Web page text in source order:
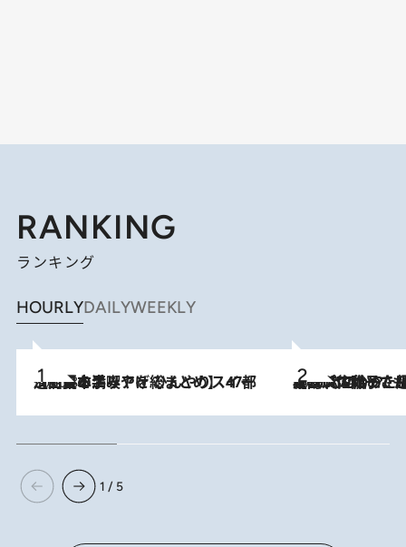
RANKING
ランキング
HOURLYDAILYWEEKLY
2026.8.5
【西日本エリアを総まとめ】 47都道府県の手みやげ ひんやりスイーツで夏を満喫 2026.8.5
【阿川佐和子さんの年とる力】なぜ70代で始めた趣味は“こんなに楽しい”のか？ ピアノ、俳句…スランプに陥っても続けられる“ある秘訣”とは
1 / 5